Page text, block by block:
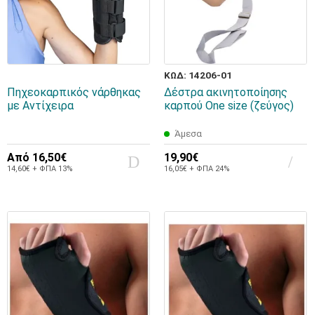
Πηχεοκαρπικός νάρθηκας
με Αντίχειρα
Από 16,50€
14,60€ + ΦΠΑ 13%
ΚΩΔ: 14206-01
Δέστρα ακινητοποίησης
καρπού One size (ζεύγος)
Άμεσα
19,90€
16,05€ + ΦΠΑ 24%